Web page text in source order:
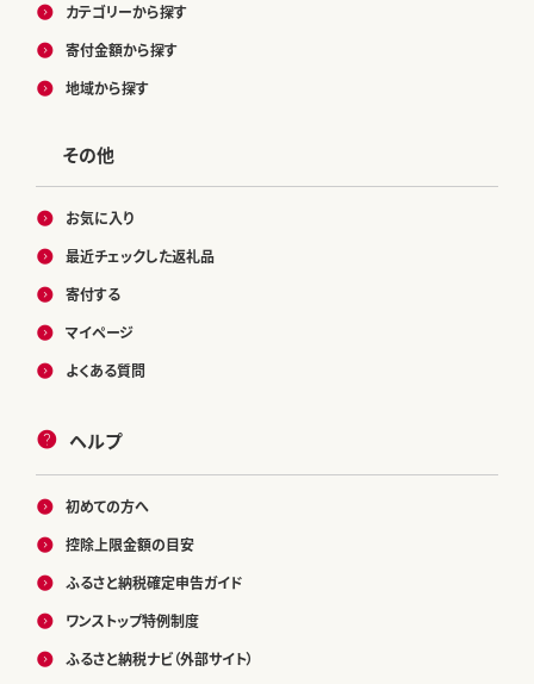
カテゴリーから探す
寄付金額から探す
地域から探す
その他
お気に入り
最近チェックした返礼品
寄付する
マイページ
よくある質問
ヘルプ
初めての方へ
控除上限金額の目安
ふるさと納税確定申告ガイド
ワンストップ特例制度
ふるさと納税ナビ（外部サイト）